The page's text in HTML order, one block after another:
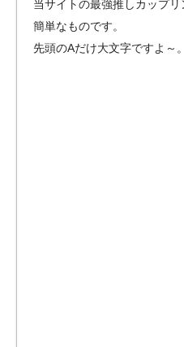
当サイトの最強推しカップ
簡単なものです。
先頭のAだけ大文字ですよ～。